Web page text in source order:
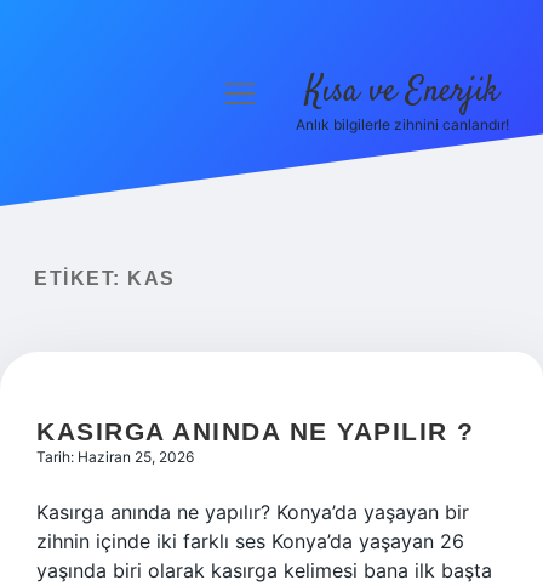
Yasal Uyarı
menüyü
Kısa ve Enerjik
Anlık bilgilerle zihnini canlandır!
ETIKET: KAS
KASIRGA ANINDA NE YAPILIR ?
Tarih: Haziran 25, 2026
Kasırga anında ne yapılır? Konya’da yaşayan bir
zihnin içinde iki farklı ses Konya’da yaşayan 26
yaşında biri olarak kasırga kelimesi bana ilk başta